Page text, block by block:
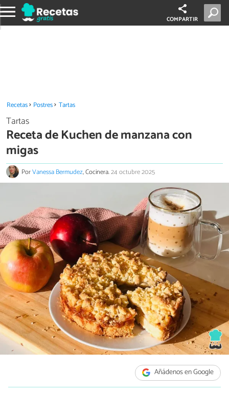
COMPARTIR
Recetas Postres Tartas
Tartas
Receta de Kuchen de manzana con
migas
PorVanessa Bermudez, Cocinera.24 octubre 2025
Añádenos en Google